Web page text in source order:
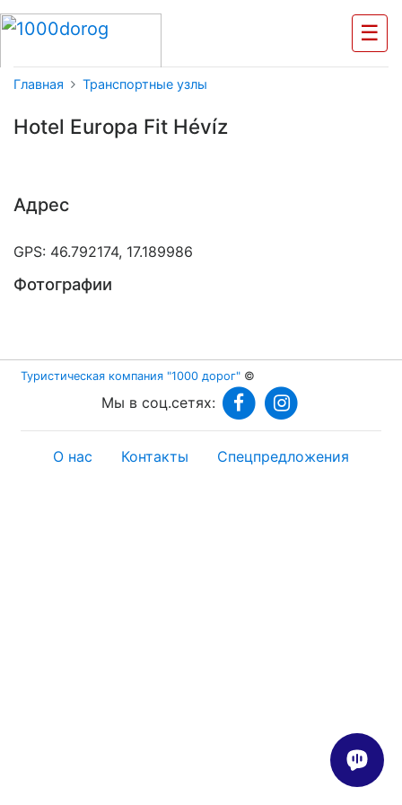
☰
Главная Транспортные узлы
Hotel Europa Fit Hévíz
Адрес
GPS: 46.792174, 17.189986
Фотографии
Туристическая компания "1000 дорог" ©
Мы в соц.сетях:
О нас Контакты Спецпредложения